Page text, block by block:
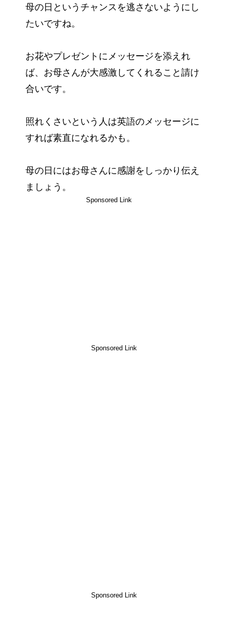
母の日というチャンスを逃さないようにし
たいですね。
お花やプレゼントにメッセージを添えれ
ば、お母さんが大感激してくれること請け
合いです。
照れくさいという人は英語のメッセージに
すれば素直になれるかも。
母の日にはお母さんに感謝をしっかり伝え
ましょう。
Sponsored Link
Sponsored Link
Sponsored Link